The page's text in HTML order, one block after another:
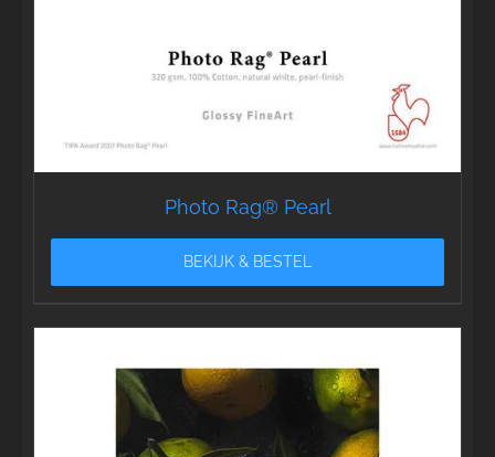
Photo Rag® Pearl
BEKIJK & BESTEL